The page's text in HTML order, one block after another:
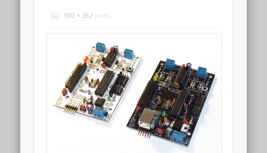
500 × 362 pixels